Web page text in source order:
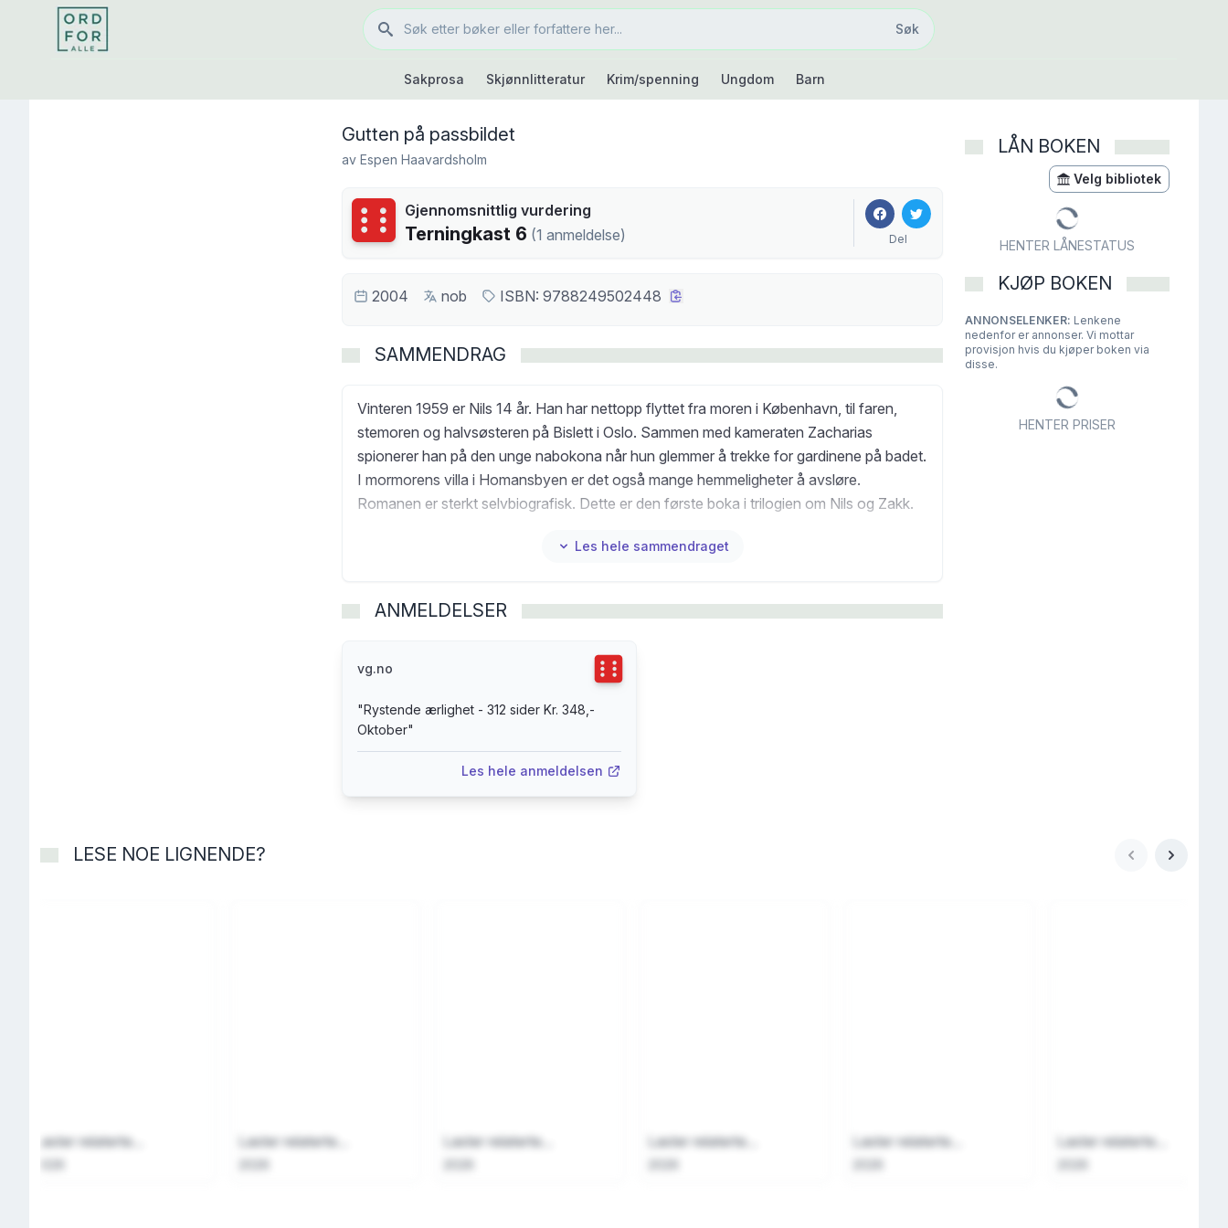
Søk
Søk
Sakprosa Skjønnlitteratur Krim/spenning Ungdom Barn
Gutten på passbildet
av Espen Haavardsholm
Terningkast6
Gjennomsnittlig vurdering
Terningkast 6 (1 anmeldelse) Del
2004 nob ISBN: 9788249502448
SAMMENDRAG
Vinteren 1959 er Nils 14 år. Han har nettopp flyttet fra moren i København, til faren,
stemoren og halvsøsteren på Bislett i Oslo. Sammen med kameraten Zacharias
spionerer han på den unge nabokona når hun glemmer å trekke for gardinene på badet.
I mormorens villa i Homansbyen er det også mange hemmeligheter å avsløre.
Romanen er sterkt selvbiografisk. Dette er den første boka i trilogien om Nils og Zakk.
Les hele sammendraget
ANMELDELSER
vg.no Terningkast
"Rystende ærlighet - 312 sider Kr. 348,-
Oktober"
Les hele anmeldelsen
LÅN BOKEN
Velg bibliotek
HENTER LÅNESTATUS
KJØP BOKEN
ANNONSELENKER: Lenkene
nedenfor er annonser. Vi mottar
provisjon hvis du kjøper boken via
disse.
HENTER PRISER
LESE NOE LIGNENDE?
Laster relaterte... Laster relaterte... Laster relaterte... Laster relaterte... Laster relaterte... Laster relaterte...